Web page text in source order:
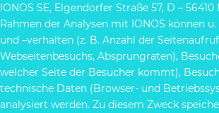
IONOS SE, Elgendorfer Straße 57, D –
Rahmen der Analysen mit IONOS können
und –verhalten (z. B. Anzahl der
Webseitenbesuchs, Absprungraten),
welcher Seite der Besucher kommt),
technische Daten (Browser- und
analysiert werden. Zu diesem Zweck